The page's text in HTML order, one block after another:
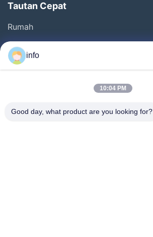
Tautan Cepat
Rumah
Produk
Pertunjukan VR
Kontrol Kualitas
info
10:04 PM
Good day, what product are you looking for?